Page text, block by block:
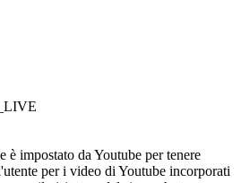
è impostato da Youtube per tenere
per i video di Youtube incorporati